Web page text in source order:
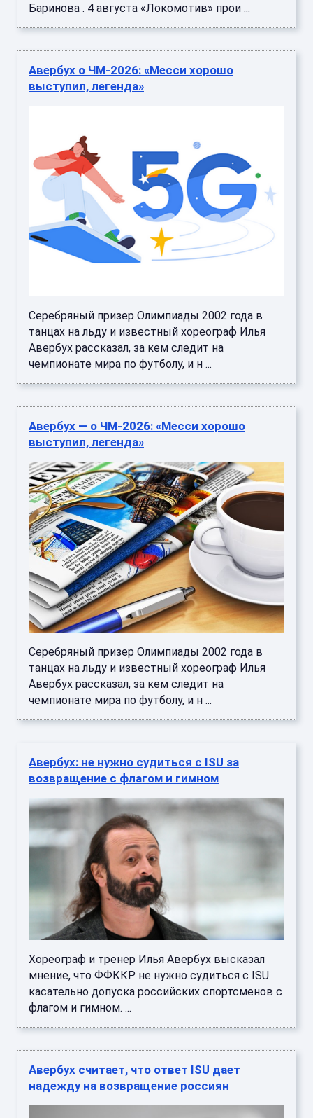
Баринова . 4 августа «Локомотив» прои ...
Авербух о ЧМ-2026: «Месси хорошо
выступил, легенда»
Серебряный призер Олимпиады 2002 года в
танцах на льду и известный хореограф Илья
Авербух рассказал, за кем следит на
чемпионате мира по футболу, и н ...
Авербух — о ЧМ-2026: «Месси хорошо
выступил, легенда»
Серебряный призер Олимпиады 2002 года в
танцах на льду и известный хореограф Илья
Авербух рассказал, за кем следит на
чемпионате мира по футболу, и н ...
Авербух: не нужно судиться с ISU за
возвращение с флагом и гимном
Хореограф и тренер Илья Авербух высказал
мнение, что ФФККР не нужно судиться с ISU
касательно допуска российских спортсменов с
флагом и гимном. ...
Авербух считает, что ответ ISU дает
надежду на возвращение россиян